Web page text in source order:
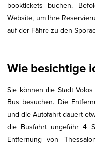
booktickets buchen.
Website, um Ihre
auf der Fähre zu den
Wie besichtige
Sie können die Stadt
Bus besuchen. Die
und die Autofahrt dauert
die Busfahrt ungefähr 4
Entfernung von